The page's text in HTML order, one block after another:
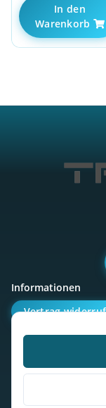
In den
Warenkorb
Informationen
Vertrag